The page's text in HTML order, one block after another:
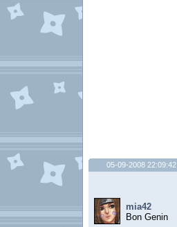
05-09-2008 22:09:42
mia42
Bon Genin